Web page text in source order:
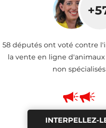
58 députés ont voté contre
la vente en ligne
non spécialisés
INTERPELLEZ-